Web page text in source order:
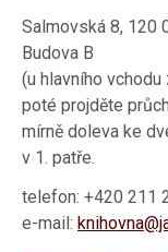
Salmovská 8, 120
Budova B
(u hlavního
poté projděte
mírně doleva ke
v 1. patře.
telefon: +420 211
e-mail: